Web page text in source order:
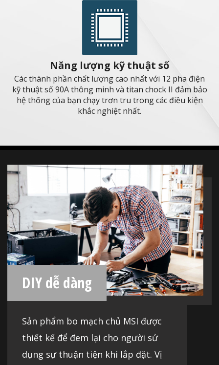
pha điện
đảm bảo
kiện
10G Super LAN
Tốc độ mạng cấp độ tiếp theo, kết nối
với lưu lượng dữ liệu nhanh nhất để
DDR4 Boost với khe bọc
Armor
Các khe DIMM tách biệt hoàn toàn và
cung cấp tín hiệu dữ liệu thuần túy cho
chơi game và ép xung tốt nhất.
M.2 XPANDER-AERO
Cung cấp thêm bốn khe cắm Turbo M.2
có thiết kế nhiệt cấp card đồ họa để tăng
lưu trữ của bạn.
DIY dễ dàng
Sản phẩm bo mạch chủ MSI được